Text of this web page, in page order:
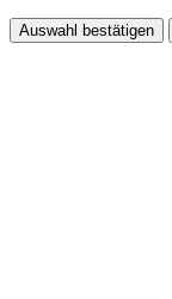
Auswahl bestätigen